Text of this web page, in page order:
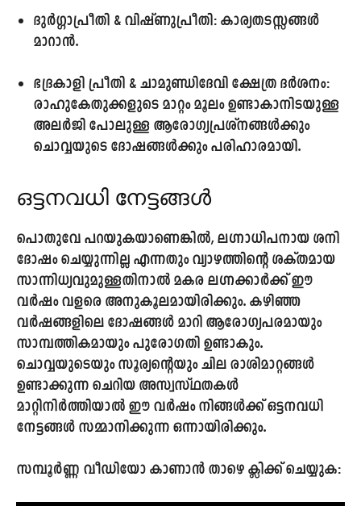
ദുർഗ്ഗാപ്രീതി & വിഷ്ണുപ്രീതി: കാര്യതടസ്സങ്ങൾ
മാറാൻ.
ഭദ്രകാളി പ്രീതി & ചാമുണ്ഡിദേവി ക്ഷേത്ര ദർശനം:
രാഹുകേതുക്കളുടെ മാറ്റം മൂലം ഉണ്ടാകാനിടയുള്ള
അലർജി പോലുള്ള ആരോഗ്യപ്രശ്നങ്ങൾക്കും
ചൊവ്വയുടെ ദോഷങ്ങൾക്കും പരിഹാരമായി.
ഒട്ടനവധി നേട്ടങ്ങൾ
പൊതുവേ പറയുകയാണെങ്കിൽ, ലഗ്നാധിപനായ ശനി
ദോഷം ചെയ്യുന്നില്ല എന്നതും വ്യാഴത്തിന്റെ ശക്തമായ
സാന്നിധ്യവുമുള്ളതിനാൽ മകര ലഗ്നക്കാർക്ക് ഈ
വർഷം വളരെ അനുകൂലമായിരിക്കും. കഴിഞ്ഞ
വർഷങ്ങളിലെ ദോഷങ്ങൾ മാറി ആരോഗ്യപരമായും
സാമ്പത്തികമായും പുരോഗതി ഉണ്ടാകും.
ചൊവ്വയുടെയും സൂര്യന്റെയും ചില രാശിമാറ്റങ്ങൾ
ഉണ്ടാക്കുന്ന ചെറിയ അസ്വസ്ഥതകൾ
മാറ്റിനിർത്തിയാൽ ഈ വർഷം നിങ്ങൾക്ക് ഒട്ടനവധി
നേട്ടങ്ങൾ സമ്മാനിക്കുന്ന ഒന്നായിരിക്കും.
സമ്പൂർണ്ണ വീഡിയോ കാണാൻ താഴെ ക്ലിക്ക് ചെയ്യുക: